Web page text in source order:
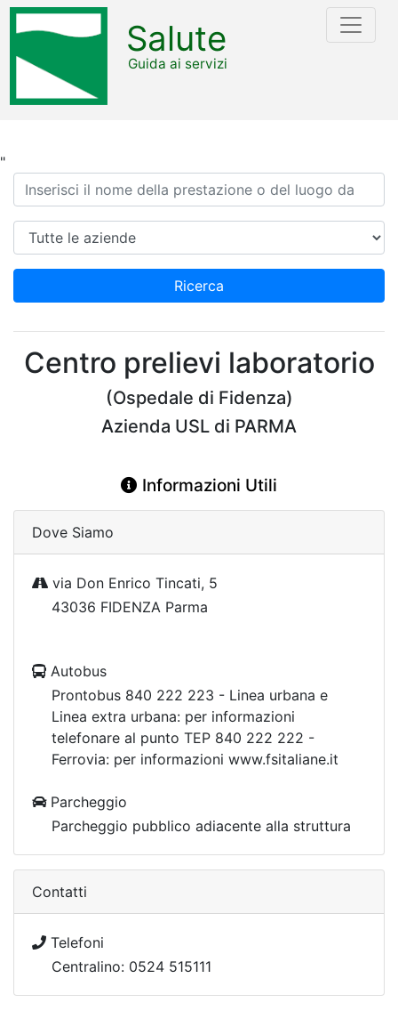
"
Salute
Guida ai servizi
Ricerca
Azienda
Ricerca
Centro prelievi laboratorio
(Ospedale di Fidenza)
Azienda USL di PARMA
Informazioni Utili
Dove Siamo
via Don Enrico Tincati, 5
43036 FIDENZA Parma
Autobus
Prontobus 840 222 223 - Linea urbana e
Linea extra urbana: per informazioni
telefonare al punto TEP 840 222 222 -
Ferrovia: per informazioni www.fsitaliane.it
Parcheggio
Parcheggio pubblico adiacente alla struttura
Contatti
Telefoni
Centralino: 0524 515111